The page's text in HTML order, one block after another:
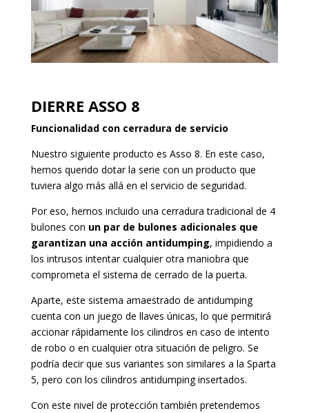
DIERRE ASSO 8
Funcionalidad con cerradura de servicio
Nuestro siguiente producto es Asso 8. En este caso,
hemos querido dotar la serie con un producto que
tuviera algo más allá en el servicio de seguridad.
Por eso, hemos incluido una cerradura tradicional de 4
bulones con un par de bulones adicionales que
garantizan una acción antidumping, impidiendo a
los intrusos intentar cualquier otra maniobra que
comprometa el sistema de cerrado de la puerta.
Aparte, este sistema amaestrado de antidumping
cuenta con un juego de llaves únicas, lo que permitirá
accionar rápidamente los cilindros en caso de intento
de robo o en cualquier otra situación de peligro. Se
podría decir que sus variantes son similares a la Sparta
5, pero con los cilindros antidumping insertados.
Con este nivel de protección también pretendemos